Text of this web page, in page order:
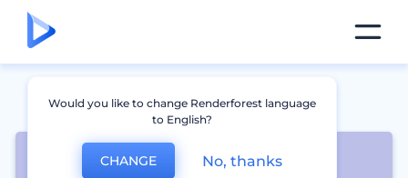
Would you like to change Renderforest language
to English?
CHANGE No, thanks